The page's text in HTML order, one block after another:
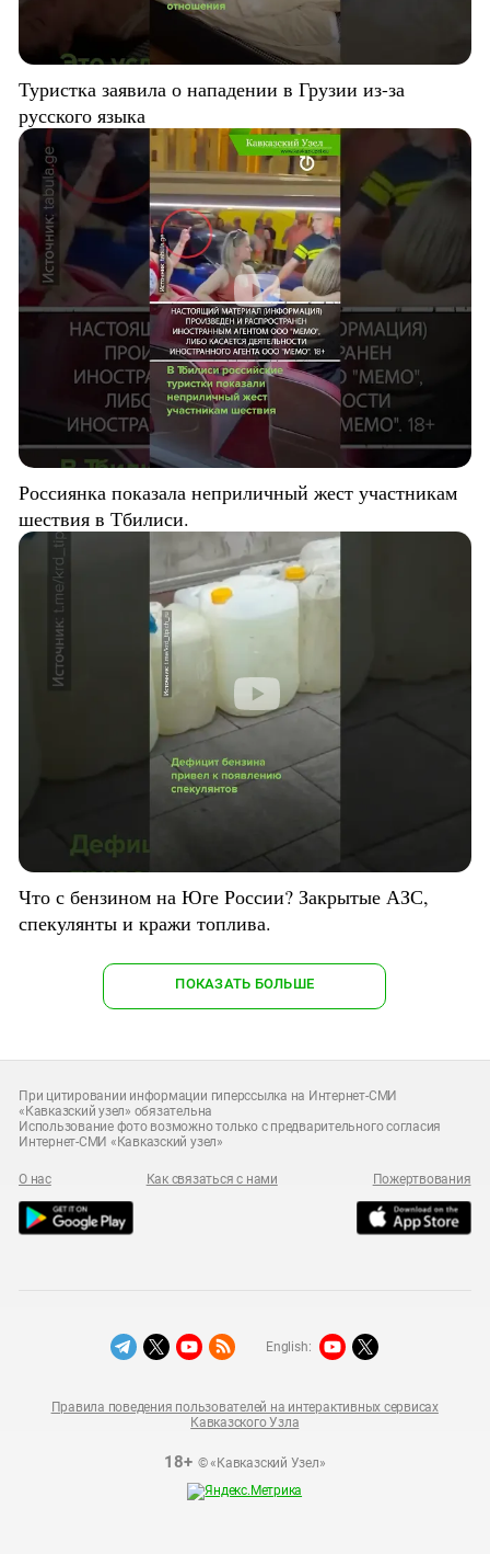
Туристка заявила о нападении в Грузии из-за
русского языка
Россиянка показала неприличный жест участникам
шествия в Тбилиси.
Что с бензином на Юге России? Закрытые АЗС,
спекулянты и кражи топлива.
ПОКАЗАТЬ БОЛЬШЕ
При цитировании информации гиперссылка на Интернет-СМИ
«Кавказский узел» обязательна
Использование фото возможно только с предварительного согласия
Интернет-СМИ «Кавказский узел»
О нас Как связаться с нами Пожертвования
18+© «Кавказский Узел»
Правила поведения пользователей на интерактивных сервисах
Кавказского Узла
English: